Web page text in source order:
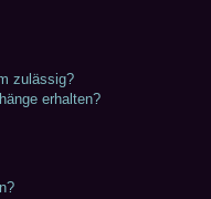
zulässig?
erhalten?